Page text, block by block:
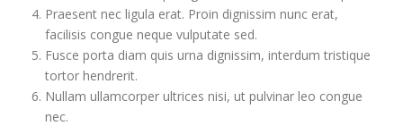
Praesent nec ligula erat. Proin dignissim nunc erat,
facilisis congue neque vulputate sed.
Fusce porta diam quis urna dignissim, interdum tristique
tortor hendrerit.
Nullam ullamcorper ultrices nisi, ut pulvinar leo congue
nec.